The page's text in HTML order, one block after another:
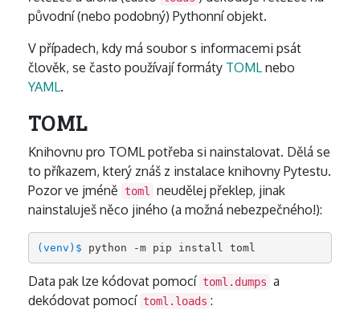
původní (nebo podobný) Pythonní objekt.
V případech, kdy má soubor s informacemi psát
člověk, se často používají formáty TOMLnebo
YAML.
TOML
Knihovnu pro TOML potřeba si nainstalovat. Dělá se
to příkazem, který znáš z instalace knihovny Pytestu.
Pozor ve jméně
toml
neudělej překlep, jinak
nainstaluješ něco jiného (a možná nebezpečného!):
(venv) $
Data pak lze kódovat pomocí toml.dumps a
dekódovat pomocí toml.loads :